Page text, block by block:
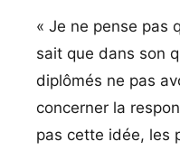
« Je ne pense pas
sait que dans son
diplômés ne pas
concerner la
pas cette idée, les